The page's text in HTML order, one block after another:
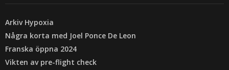
Arkiv Hypoxia
Några korta med Joel Ponce De Leon
Franska öppna 2024
Vikten av pre-flight check